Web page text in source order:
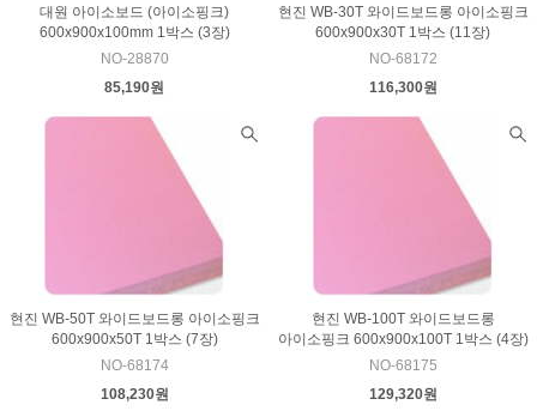
대원 아이소보드 (아이소핑크)
600x900x100mm 1박스 (3장)
NO-28870
85,190원
현진 WB-30T 와이드보드롱 아이소핑크
600x900x30T 1박스 (11장)
NO-68172
116,300원
현진 WB-50T 와이드보드롱 아이소핑크
600x900x50T 1박스 (7장)
NO-68174
108,230원
현진 WB-100T 와이드보드롱
아이소핑크 600x900x100T 1박스 (4장)
NO-68175
129,320원